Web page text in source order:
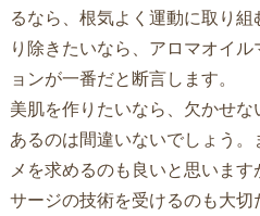
るなら、根気よく運動に取り
り除きたいなら、アロマオイ
ョンが一番だと断言します。
美肌を作りたいなら、欠かせ
あるのは間違いないでしょう
メを求めるのも良いと思いま
サージの技術を受けるのも大切